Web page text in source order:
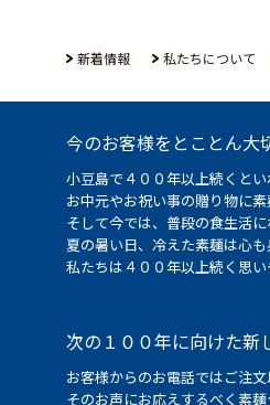
新着情報 私たちについて
今のお客様をとことん大
小豆島で４００年以上続くと
お中元やお祝い事の贈り物に
そして今では、普段の食生活
夏の暑い日、冷えた素麺は心
私たちは４００年以上続く思
次の１００年に向けた新
お客様からのお電話ではご注
そのお声にお応えするべく素